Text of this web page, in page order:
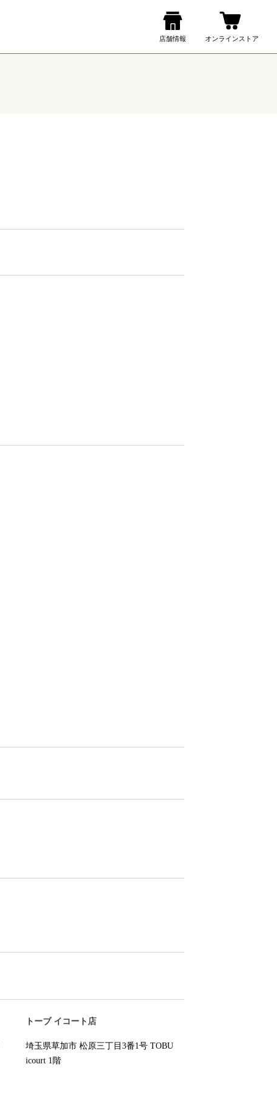
トーブ イコート店
埼玉県草加市 松原三丁目3番1号 TOBU
icourt 1階